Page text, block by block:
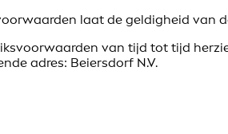
laat de geldigheid van
van tijd tot tijd
adres: Beiersdorf N.V.